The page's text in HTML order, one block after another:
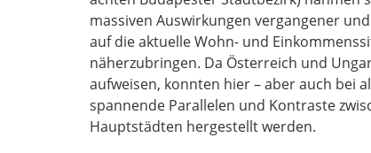
massiven Auswirkungen vergangener
auf die aktuelle Wohn- und
näherzubringen. Da Österreich und
aufweisen, konnten hier – aber auch bei
spannende Parallelen und Kontraste
Hauptstädten hergestellt werden.